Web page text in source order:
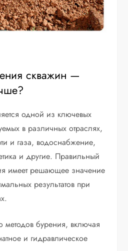
скважин —
одной из ключевых
в различных отраслях,
и газа, водоснабжение,
и другие. Правильный
имеет решающее значение
результатов при
методов бурения, включая
и гидравлическое